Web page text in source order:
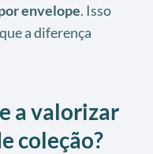
envelope. Isso
a diferença
a valorizar
coleção?